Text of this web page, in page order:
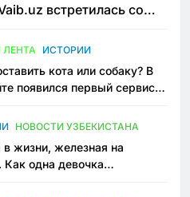
встретилась со
ЛЕНТА ИСТОРИИ
кота или собаку? В
появился первый сервис
НОВОСТИ УЗБЕКИСТАНА
в жизни, железная на
Как одна девочка